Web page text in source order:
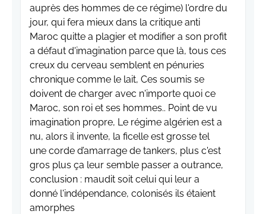
auprès des hommes de ce régime) l'ordre du
jour, qui fera mieux dans la critique anti
Maroc quitte a plagier et modifier a son profit
a défaut d'imagination parce que là, tous ces
creux du cerveau semblent en pénuries
chronique comme le lait, Ces soumis se
doivent de charger avec n'importe quoi ce
Maroc, son roi et ses hommes.. Point de vu
imagination propre, Le régime algérien est a
nu, alors il invente, la ficelle est grosse tel
une corde d’amarrage de tankers, plus c'est
gros plus ça leur semble passer a outrance,
conclusion : maudit soit celui qui leur a
donné l'indépendance, colonisés ils étaient
amorphes